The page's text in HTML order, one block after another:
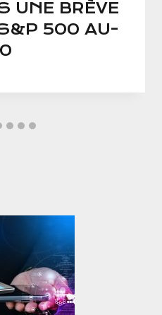
UNE BRÈVE
500 AU-